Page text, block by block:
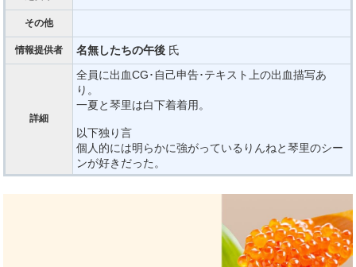
その他
情報提供者 名無したちの午後 氏
詳細
全員に出血CG･自己申告･テキスト上の出血描写あ
り。
一夏と琴里は白下着着用。
以下独り言
個人的には明らかに強がっているりんねと琴里のシー
ンが好きだった。